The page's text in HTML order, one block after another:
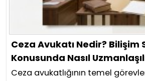
Ceza Avukatı Nedir? Bilişim
Konusunda Nasıl
Ceza avukatlığının temel